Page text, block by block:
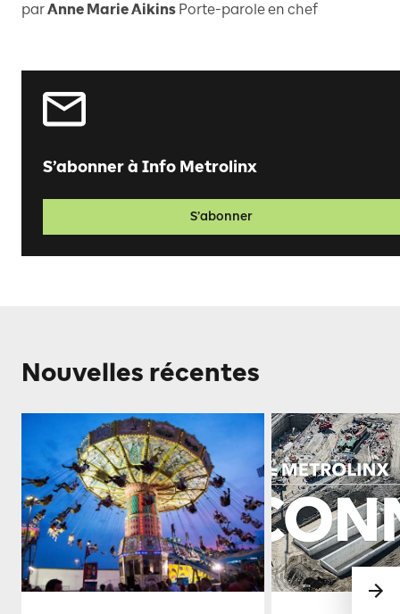
parAnne Marie Aikins Porte-parole en chef
S’abonner à Info Metrolinx
S’abonner
Nouvelles récentes